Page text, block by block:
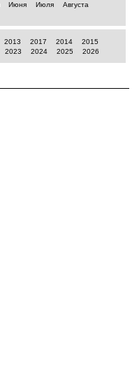
Июня Июля
Августа
2013 2017 2014
2015
2023 2024 2025 2026